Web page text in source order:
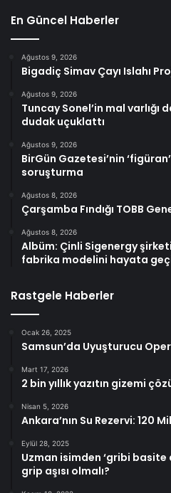
En Güncel Haberler
Ağustos 9, 2026
Bigadiç Simav Çayı Islahı
Ağustos 9, 2026
Tuncay Sonel’in mal
dudak uçuklattı
Ağustos 9, 2026
BirGün Gazetesi’nin
soruşturma
Ağustos 8, 2026
Çarşamba Fındığı TOBB
Ağustos 8, 2026
Albüm: Çinli Sigenergy
fabrika modelini hayata
Rastgele Haberler
Ocak 26, 2025
Samsun’da Uyuşturucu
Mart 17, 2026
2 bin yıllık yazıtın gizemi
Nisan 5, 2026
Ankara’nın Su Rezervi: 120
Eylül 28, 2025
Uzman isimden ‘gribi basite
grip aşısı olmalı?